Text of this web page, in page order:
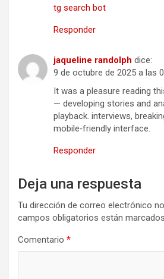
tg search bot
Responder
jaqueline randolph dice:
9 de octubre de 2025 a las
It was a pleasure reading
— developing stories and
playback. interviews,
mobile‑friendly interface.
Responder
Deja una respuesta
Tu dirección de correo electrónico
campos obligatorios están
Comentario *